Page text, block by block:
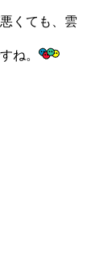
くても、雲
ね。